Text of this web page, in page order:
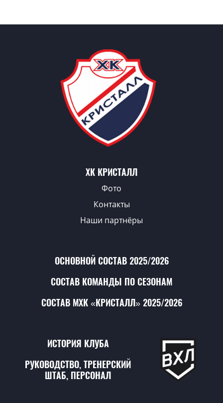
ХК КРИСТАЛЛ
Фото
Контакты
Наши партнёры
ОСНОВНОЙ СОСТАВ 2025/2026
СОСТАВ КОМАНДЫ ПО СЕЗОНАМ
СОСТАВ МХК «КРИСТАЛЛ» 2025/2026
ИСТОРИЯ КЛУБА
РУКОВОДСТВО, ТРЕНЕРСКИЙ
ШТАБ, ПЕРСОНАЛ